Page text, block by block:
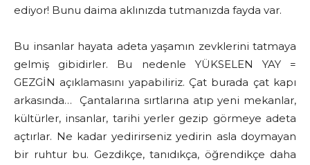
ediyor! Bunu daima aklınızda tutmanızda fayda var.
Bu insanlar hayata adeta yaşamın zevklerini tatmaya
gelmiş gibidirler. Bu nedenle YÜKSELEN YAY =
GEZGİN açıklamasını yapabiliriz. Çat burada çat kapı
arkasında… Çantalarına sırtlarına atıp yeni mekanlar,
kültürler, insanlar, tarihi yerler gezip görmeye adeta
açtırlar. Ne kadar yedirirseniz yedirin asla doymayan
bir ruhtur bu. Gezdikçe, tanıdıkça, öğrendikçe daha